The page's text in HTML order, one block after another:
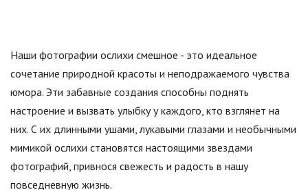
Наши фотографии ослихи смешное - это идеальное
сочетание природной красоты и неподражаемого чувства
юмора. Эти забавные создания способны поднять
настроение и вызвать улыбку у каждого, кто взглянет на
них. С их длинными ушами, лукавыми глазами и необычными
мимикой ослихи становятся настоящими звездами
фотографий, привнося свежесть и радость в нашу
повседневную жизнь.